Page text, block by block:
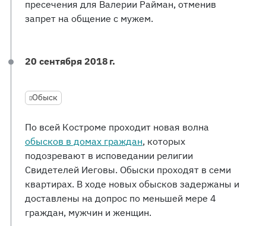
пресечения для Валерии Райман, отменив
запрет на общение с мужем.
20 сентября 2018 г.
Обыск
По всей Костроме проходит новая волна
обысков в домах граждан, которых
подозревают в исповедании религии
Свидетелей Иеговы. Обыски проходят в семи
квартирах. В ходе новых обысков задержаны и
доставлены на допрос по меньшей мере 4
граждан, мужчин и женщин.